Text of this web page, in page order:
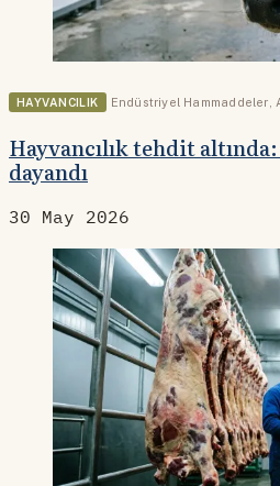
HAYVANCILIK Endüstriyel Hammaddeler
Hayvancılık tehdit
dayandı
30 May 2026